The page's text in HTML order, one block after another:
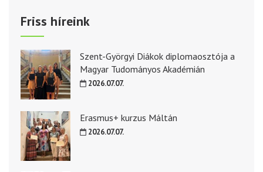
Friss híreink
Szent-Györgyi Diákok diplomaosztója a
Magyar Tudományos Akadémián
2026.07.07.
Erasmus+ kurzus Máltán
2026.07.07.